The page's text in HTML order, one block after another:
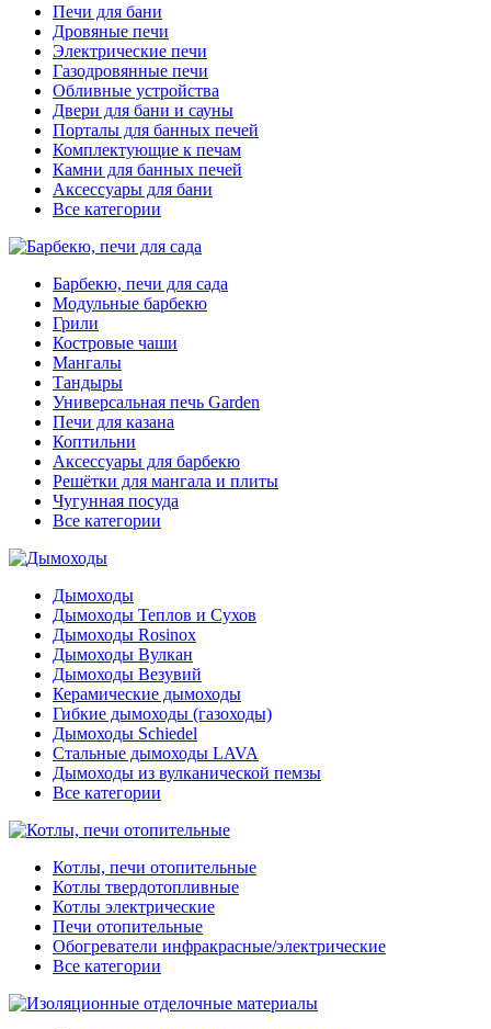
Печи для бани
Дровяные печи
Электрические печи
Газодровянные печи
Обливные устройства
Двери для бани и сауны
Порталы для банных печей
Комплектующие к печам
Камни для банных печей
Аксессуары для бани
Все категории
Барбекю, печи для сада
Модульные барбекю
Грили
Костровые чаши
Мангалы
Тандыры
Универсальная печь Garden
Печи для казана
Коптильни
Аксессуары для барбекю
Решётки для мангала и плиты
Чугунная посуда
Все категории
Дымоходы
Дымоходы Теплов и Сухов
Дымоходы Rosinox
Дымоходы Вулкан
Дымоходы Везувий
Керамические дымоходы
Гибкие дымоходы (газоходы)
Дымоходы Schiedel
Стальные дымоходы LAVA
Дымоходы из вулканической пемзы
Все категории
Котлы, печи отопительные
Котлы твердотопливные
Котлы электрические
Печи отопительные
Обогреватели инфракрасные/электрические
Все категории